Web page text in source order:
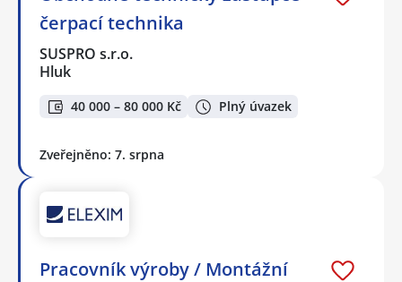
čerpací technika
SUSPRO s.r.o.
Hluk
40 000 – 80 000 Kč Plný úvazek
Zveřejněno: 7. srpna
Pracovník výroby / Montážní